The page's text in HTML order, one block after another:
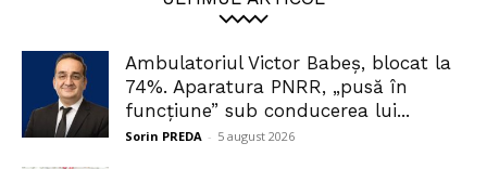
Ambulatoriul Victor Babeș, blocat la
74%. Aparatura PNRR, „pusă în
funcțiune” sub conducerea lui...
Sorin PREDA - 5 august 2026